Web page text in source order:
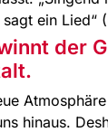
ein Lied“
der
hinaus.